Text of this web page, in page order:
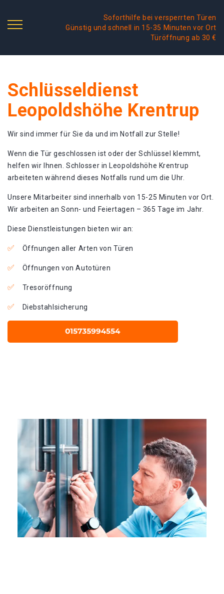
Soforthilfe bei versperrten Türen
Günstig und schnell in 15-35 Minuten vor Ort
Türöffnung ab 30 €
Schlüsseldienst
Leopoldshöhe Krentrup
Wir sind immer für Sie da und im Notfall zur Stelle!
Wenn die Tür geschlossen ist oder der Schlüssel klemmt,
helfen wir Ihnen. Schlosser in Leopoldshöhe Krentrup
arbeiteten während dieses Notfalls rund um die Uhr.
Unsere Mitarbeiter sind innerhalb von 15-25 Minuten vor Ort.
Wir arbeiten an Sonn- und Feiertagen – 365 Tage im Jahr.
Diese Dienstleistungen bieten wir an:
Öffnungen aller Arten von Türen
Öffnungen von Autotüren
Tresoröffnung
Diebstahlsicherung